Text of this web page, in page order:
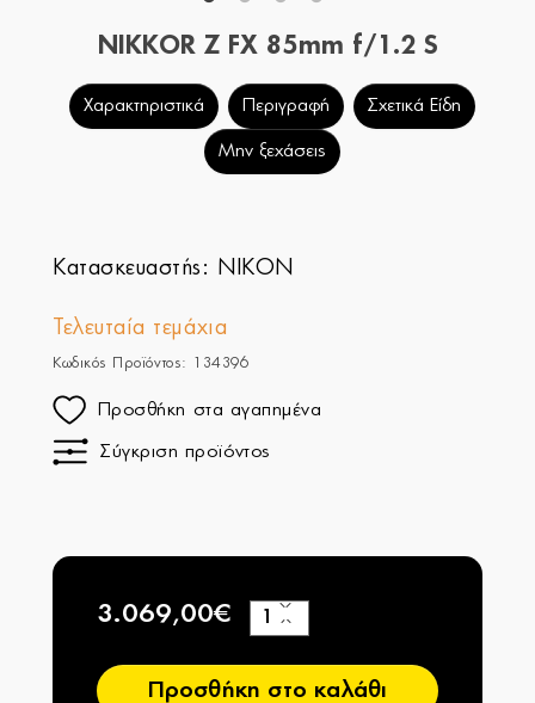
NIKKOR Z FX 85mm f/1.2 S
Χαρακτηριστικά Περιγραφή Σχετικά Είδη
Μην ξεχάσεις
Κατασκευαστής: NIKON
Τελευταία τεμάχια
Κωδικός Προϊόντος: 134396
Προσθήκη στα αγαπημένα
Σύγκριση προϊόντος
3.069,00€
−
+
Προσθήκη στο καλάθι